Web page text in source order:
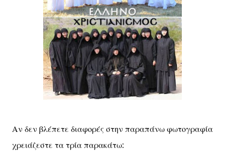
Αν δεν βλέπετε διαφορές στην παραπάνω φωτογραφία
χρειάζεστε τα τρία παρακάτω: